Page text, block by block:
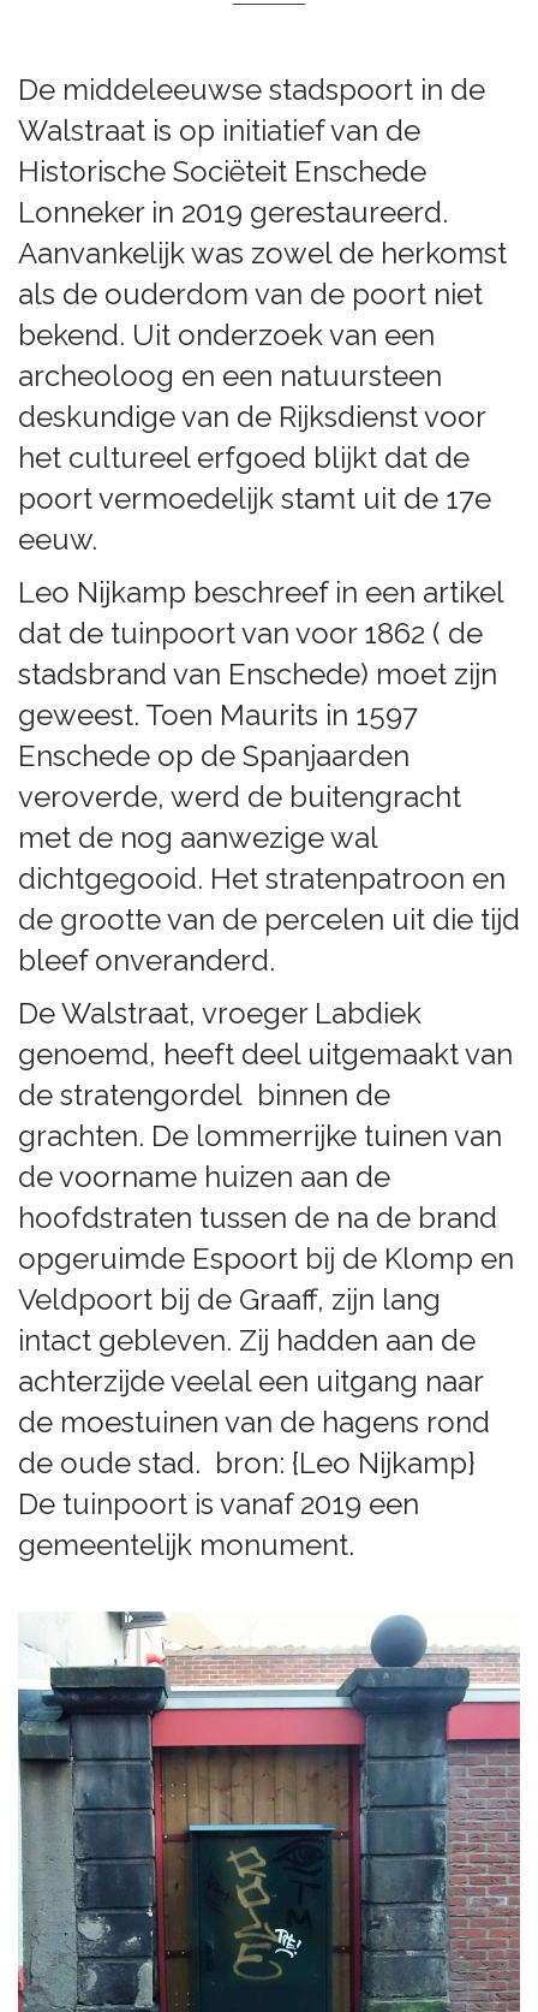
De middeleeuwse stadspoort in de
Walstraat is op initiatief van de
Historische Sociëteit Enschede
Lonneker in 2019 gerestaureerd.
Aanvankelijk was zowel de herkomst
als de ouderdom van de poort niet
bekend. Uit onderzoek van een
archeoloog en een natuursteen
deskundige van de Rijksdienst voor
het cultureel erfgoed blijkt dat de
poort vermoedelijk stamt uit de 17e
eeuw.
Leo Nijkamp beschreef in een artikel
dat de tuinpoort van voor 1862 ( de
stadsbrand van Enschede) moet zijn
geweest. Toen Maurits in 1597
Enschede op de Spanjaarden
veroverde, werd de buitengracht
met de nog aanwezige wal
dichtgegooid. Het stratenpatroon en
de grootte van de percelen uit die tijd
bleef onveranderd.
De Walstraat, vroeger Labdiek
genoemd, heeft deel uitgemaakt van
de stratengordel binnen de
grachten. De lommerrijke tuinen van
de voorname huizen aan de
hoofdstraten tussen de na de brand
opgeruimde Espoort bij de Klomp en
Veldpoort bij de Graaff, zijn lang
intact gebleven. Zij hadden aan de
achterzijde veelal een uitgang naar
de moestuinen van de hagens rond
de oude stad. bron: {Leo Nijkamp}
De tuinpoort is vanaf 2019 een
gemeentelijk monument.